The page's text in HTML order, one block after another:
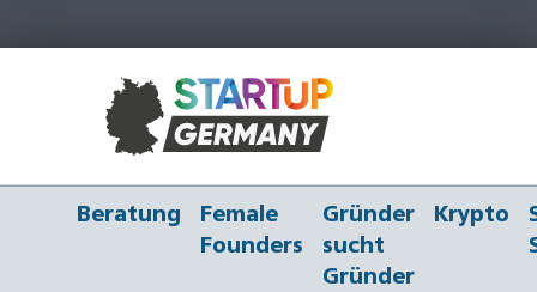
Beratung
Female
Founders
Gründer
sucht
Gründer
Krypto